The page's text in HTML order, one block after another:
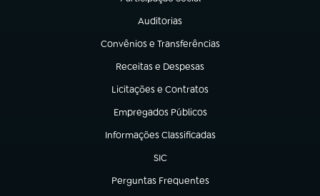
Auditorias
(abre em nova aba)
Convênios e Transferências
(abre em nova aba)
Receitas e Despesas
(abre em nova aba)
Licitações e Contratos
(abre em nova aba)
Empregados Públicos
(abre em nova aba)
Informações Classificadas
(abre em nova aba)
SIC
(abre em nova aba)
Perguntas Frequentes
(abre em nova aba)